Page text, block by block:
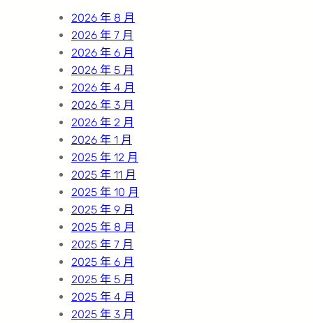
2026 年 8 月
2026 年 7 月
2026 年 6 月
2026 年 5 月
2026 年 4 月
2026 年 3 月
2026 年 2 月
2026 年 1 月
2025 年 12 月
2025 年 11 月
2025 年 10 月
2025 年 9 月
2025 年 8 月
2025 年 7 月
2025 年 6 月
2025 年 5 月
2025 年 4 月
2025 年 3 月